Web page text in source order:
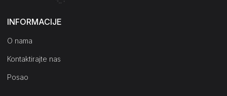
INFORMACIJE
O nama
Kontaktirajte nas
Posao